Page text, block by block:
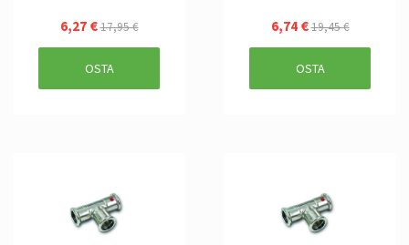
6,27 €17,95 €
OSTA
6,74 €19,45 €
OSTA